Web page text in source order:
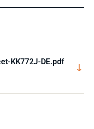
KK772J-DE.pdf ↓